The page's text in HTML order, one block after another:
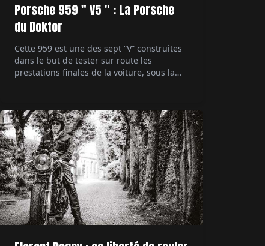
Porsche 959 " V5 " : La Porsche
du Doktor
Cette 959 est une des sept “V” construites
dans le but de tester sur route les
prestations finales de la voiture, sous la
technologique des années 80, la 959
démontre à l'époque à quel point il est
possible de pousser à l'extrême ce dont est
capable une […]